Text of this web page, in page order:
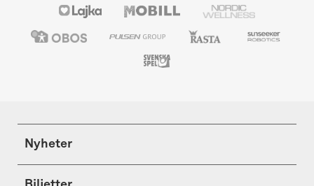
Nyheter